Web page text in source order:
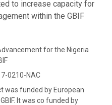
to increase capacity for
within the GBIF
for the Nigeria
0210-NAC
was funded by European
It was co funded by